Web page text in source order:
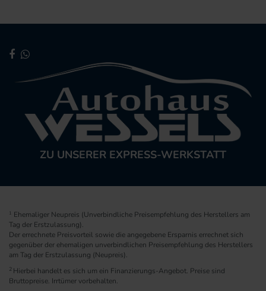
ZU UNSERER EXPRESS-WERKSTATT
1 Ehemaliger Neupreis (Unverbindliche Preisempfehlung des Herstellers am
Tag der Erstzulassung).
Der errechnete Preisvorteil sowie die angegebene Ersparnis errechnet sich
gegenüber der ehemaligen unverbindlichen Preisempfehlung des Herstellers
am Tag der Erstzulassung (Neupreis).
2 Hierbei handelt es sich um ein Finanzierungs-Angebot. Preise sind
Bruttopreise. Irrtümer vorbehalten.